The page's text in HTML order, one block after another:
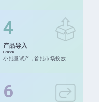
4
产品导入
Launch
小批量试产，首批市场投放
6